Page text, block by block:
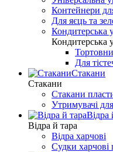
Контейнери
Для яєць та
Кондитерська
Кондитерська
Для
Стакани
Стакани
Стакани
Утримувачі
Відра
Відра й тара
Відра харчові
Судки харчові